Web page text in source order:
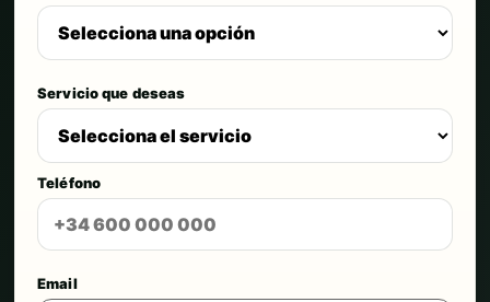
Servicio que deseas
Teléfono
Email